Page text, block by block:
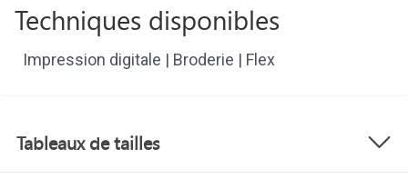
Techniques disponibles
Impression digitale | Broderie | Flex
Tableaux de tailles